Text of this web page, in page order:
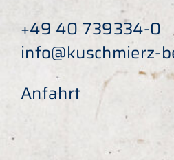
+49 40 739334-0
info@kuschmierz-
Anfahrt